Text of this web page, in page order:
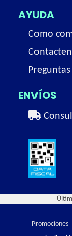
AYUDA
Como
ENVÍOS
Promociones